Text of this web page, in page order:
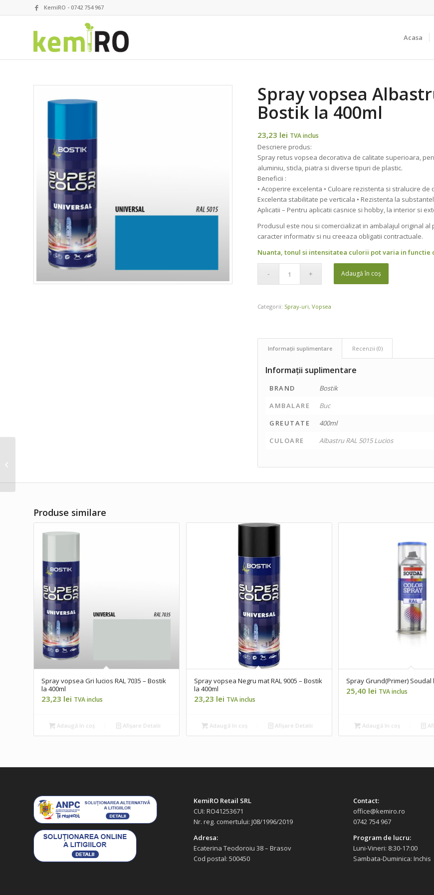
KemiRO - 0742 754 967
Acasa
Spray vopsea
Bostik la 400ml
23,23 lei TVA inclus
Descriere produs:
Spray retus vopsea decorativa de calitate superioara,
aluminiu, sticla, piatra si diverse tipuri de plastic.
Beneficii :
• Acoperire excelenta • Culoare rezistenta si stralucire
Excelenta stabilitate pe verticala • Rezistenta la
Aplicatii – Pentru aplicatii casnice si hobby, la interior si
Produsul este nou si comercializat in ambalajul original
caracter informativ si nu creeaza obligatii contractuale.
Nuanta, tonul si intensitatea culorii pot varia in functie
Adaugă în coș
Categorii: Spray-uri,Vopsea
Informații suplimentare Recenzii (0)
Informații suplimentare
BRAND
Bostik
AMBALARE
Buc
GREUTATE
400ml
CULOARE
Albastru RAL 5015 Lucios
Produse similare
Spray vopsea Gri lucios RAL 7035 – Bostik
la 400ml
23,23 lei TVA inclus
Adaugă în coș Afișare Detalii
Spray vopsea Negru mat RAL 9005 – Bostik
la 400ml
23,23 lei TVA inclus
Adaugă în coș Afișare Detalii
Spray Grund(Primer) Soudal
25,40 lei TVA inclus
Adaugă în coș
KemiRO Retail SRL
CUI: RO41253671
Nr. reg. comertului: J08/1996/2019
Adresa:
Ecaterina Teodoroiu 38 – Brasov
Cod postal: 500450
Contact:
office@kemiro.ro
0742 754 967
Program de lucru:
Luni-Vineri: 8:30-17:00
Sambata-Duminica: Inchis